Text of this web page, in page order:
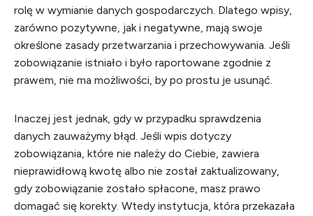
rolę w wymianie danych gospodarczych. Dlatego wpisy,
zarówno pozytywne, jak i negatywne, mają swoje
określone zasady przetwarzania i przechowywania. Jeśli
zobowiązanie istniało i było raportowane zgodnie z
prawem, nie ma możliwości, by po prostu je usunąć.
Inaczej jest jednak, gdy w przypadku sprawdzenia
danych zauważymy błąd. Jeśli wpis dotyczy
zobowiązania, które nie należy do Ciebie, zawiera
nieprawidłową kwotę albo nie został zaktualizowany,
gdy zobowiązanie zostało spłacone, masz prawo
domagać się korekty. Wtedy instytucja, która przekazała